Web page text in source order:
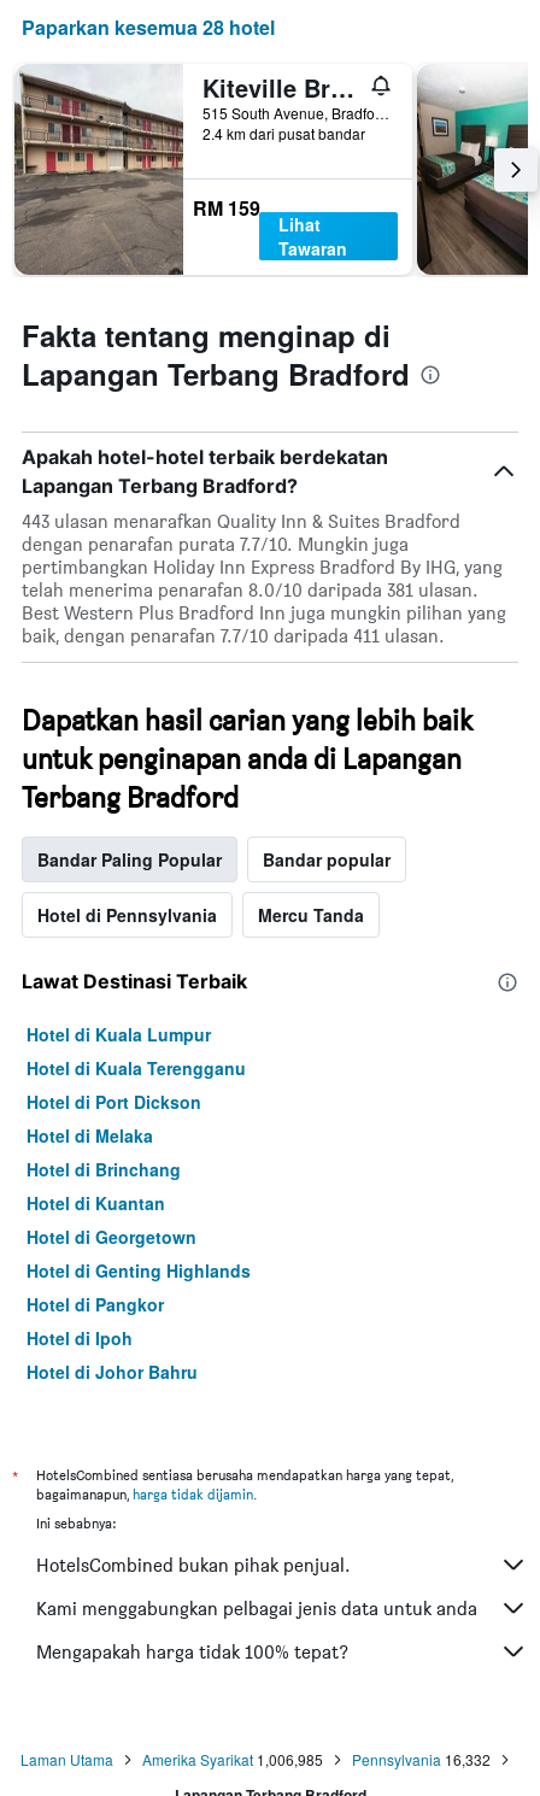
memaparkan
purata
harga
bilik
Paparkan kesemua 28 hotel
Kiteville Bradford
515 South Avenue, Bradford, PA, Amerika Syarikat
2.4 km dari pusat bandar
RM 159
Lihat
Tawaran
Fakta tentang menginap di
Lapangan Terbang Bradford
Apakah hotel-hotel terbaik berdekatan
Lapangan Terbang Bradford?
443 ulasan menarafkan Quality Inn & Suites Bradford
dengan penarafan purata 7.7/10. Mungkin juga
pertimbangkan Holiday Inn Express Bradford By IHG, yang
telah menerima penarafan 8.0/10 daripada 381 ulasan.
Best Western Plus Bradford Inn juga mungkin pilihan yang
baik, dengan penarafan 7.7/10 daripada 411 ulasan.
Dapatkan hasil carian yang lebih baik
untuk penginapan anda di Lapangan
Terbang Bradford
Bandar Paling Popular Bandar popular
Hotel di Pennsylvania Mercu Tanda
Lawat Destinasi Terbaik
Hotel di Kuala Lumpur
Hotel di Kuala Terengganu
Hotel di Port Dickson
Hotel di Melaka
Hotel di Brinchang
Hotel di Kuantan
Hotel di Georgetown
Hotel di Genting Highlands
Hotel di Pangkor
Hotel di Ipoh
Hotel di Johor Bahru
Hotel di Kuching
Hotel di Tokyo
Hotel di Bangkok
Hotel di Putrajaya
Hotel di Shah Alam
*
HotelsCombined sentiasa berusaha mendapatkan harga yang tepat,
bagaimanapun, harga tidak dijamin.
Ini sebabnya:
HotelsCombined bukan pihak penjual.
Kami menggabungkan pelbagai jenis data untuk anda
Mengapakah harga tidak 100% tepat?
Laman Utama Amerika Syarikat 1,006,985 Pennsylvania 16,332